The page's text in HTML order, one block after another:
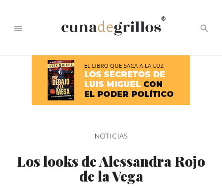
menu
®
search
NOTICIAS
Los looks de Alessandra Rojo
de la Vega